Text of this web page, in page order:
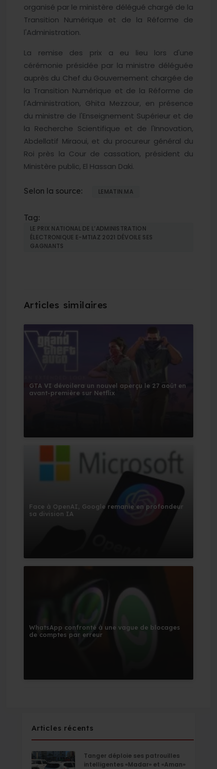
organisé par le ministère délégué chargé de la
Transition Numérique et de la Réforme de
l'Administration.
La remise des prix a eu lieu lors d'une
cérémonie présidée par la ministre déléguée
auprès du Chef du Gouvernement chargée de
la Transition Numérique et de la Réforme de
l'Administration, Ghita Mezzour, en présence
du ministre de l'Enseignement Supérieur et de
la Recherche Scientifique et de l'Innovation,
Abdellatif Miraoui, et du procureur général du
Roi près la Cour de cassation, président du
Ministère public, El Hassan Daki.
Selon la source: LEMATIN.MA
Tag:
LE PRIX NATIONAL DE L’ADMINISTRATION
ÉLECTRONIQUE E-MTIAZ 2021 DÉVOILE SES
GAGNANTS
GTA VI dévoilera un nouvel aperçu le 27 août en
avant-première sur Netflix
Face à OpenAI, Google remanie en profondeur
sa division IA
WhatsApp confronté à une vague de blocages
de comptes par erreur
Articles récents
Tanger déploie ses patrouilles
intelligentes «Madar» et «Aman»